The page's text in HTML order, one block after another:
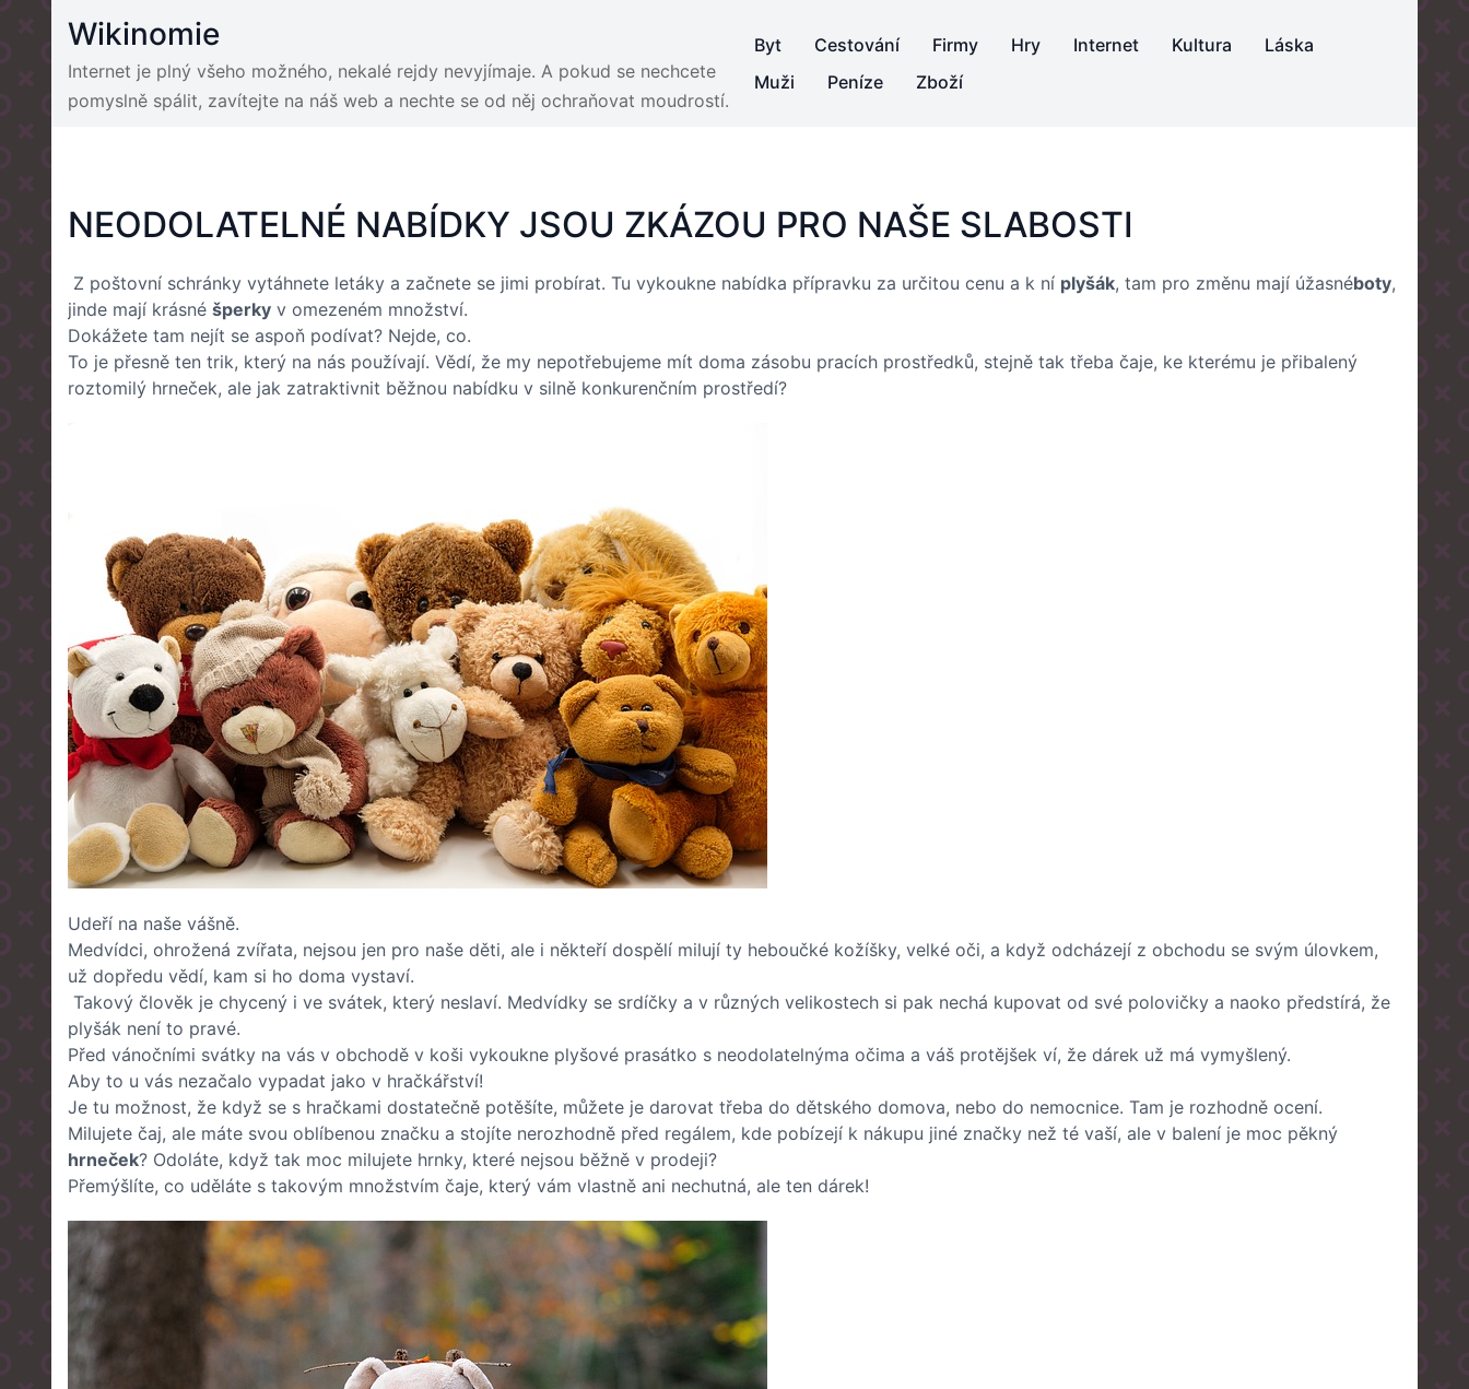
content
Wikinomie
Internet je plný všeho možného, nekalé rejdy nevyjímaje. A pokud se nechcete
pomyslně spálit, zavítejte na náš web a nechte se od něj ochraňovat moudrostí.
Byt Cestování Firmy Hry Internet Kultura
Láska
Muži
Peníze Zboží
NEODOLATELNÉ NABÍDKY JSOU ZKÁZOU PRO NAŠE SLABOSTI
Z poštovní schránky vytáhnete letáky a začnete se jimi probírat. Tu vykoukne nabídka přípravku za určitou cenu a k ní plyšák, tam pro změnu mají úžasnéboty,
jinde mají krásné šperky v omezeném množství.
Dokážete tam nejít se aspoň podívat? Nejde, co.
To je přesně ten trik, který na nás používají. Vědí, že my nepotřebujeme mít doma zásobu pracích prostředků, stejně tak třeba čaje, ke kterému je přibalený
roztomilý hrneček, ale jak zatraktivnit běžnou nabídku v silně konkurenčním prostředí?
Udeří na naše vášně.
Medvídci, ohrožená zvířata, nejsou jen pro naše děti, ale i někteří dospělí milují ty heboučké kožíšky, velké oči, a když odcházejí z obchodu se svým úlovkem,
už dopředu vědí, kam si ho doma vystaví.
Takový člověk je chycený i ve svátek, který neslaví. Medvídky se srdíčky a v různých velikostech si pak nechá kupovat od své polovičky a naoko předstírá, že
plyšák není to pravé.
Před vánočními svátky na vás v obchodě v koši vykoukne plyšové prasátko s neodolatelnýma očima a váš protějšek ví, že dárek už má vymyšlený.
Aby to u vás nezačalo vypadat jako v hračkářství!
Je tu možnost, že když se s hračkami dostatečně potěšíte, můžete je darovat třeba do dětského domova, nebo do nemocnice. Tam je rozhodně ocení.
Milujete čaj, ale máte svou oblíbenou značku a stojíte nerozhodně před regálem, kde pobízejí k nákupu jiné značky než té vaší, ale v balení je moc pěkný
hrneček? Odoláte, když tak moc milujete hrnky, které nejsou běžně v prodeji?
Přemýšlíte, co uděláte s takovým množstvím čaje, který vám vlastně ani nechutná, ale ten dárek!